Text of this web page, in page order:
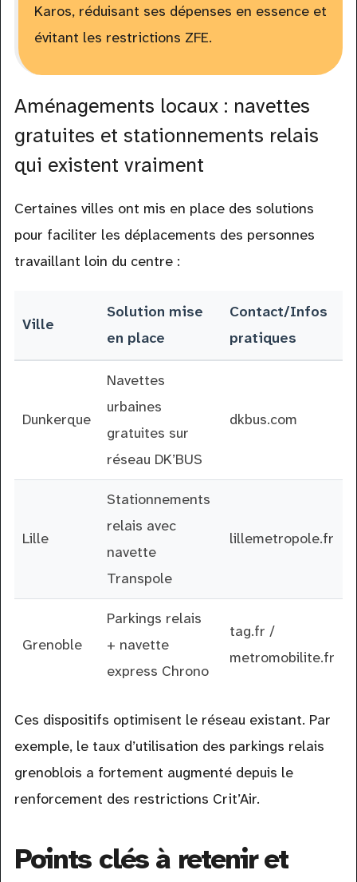
Karos, réduisant ses dépenses en essence et
évitant les restrictions ZFE.
Aménagements locaux : navettes
gratuites et stationnements relais
qui existent vraiment
Certaines villes ont mis en place des solutions
pour faciliter les déplacements des personnes
travaillant loin du centre :
Ville
Solution mise
en place
Contact/Infos
pratiques
Dunkerque
Navettes
urbaines
gratuites sur
réseau DK’BUS
dkbus.com
Lille
Stationnements
relais avec
navette
Transpole
lillemetropole.fr
Grenoble
Parkings relais
+ navette
express Chrono
tag.fr /
metromobilite.fr
Ces dispositifs optimisent le réseau existant. Par
exemple, le taux d’utilisation des parkings relais
grenoblois a fortement augmenté depuis le
renforcement des restrictions Crit’Air.
Points clés à retenir et